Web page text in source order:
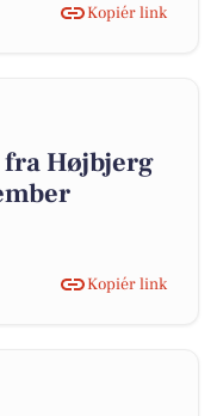
Kopiér link
Højbjerg
Kopiér link